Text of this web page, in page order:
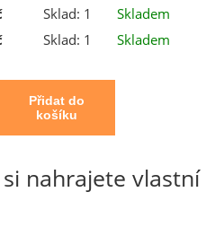
Sklad: 1
Skladem
Sklad: 1 Skladem
nahrajete vlastní